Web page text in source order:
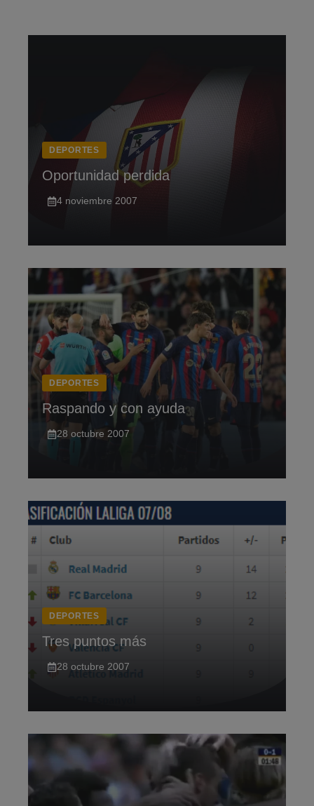
DEPORTES
Oportunidad perdida
4 noviembre 2007
DEPORTES
Raspando y con ayuda
28 octubre 2007
DEPORTES
Tres puntos más
28 octubre 2007